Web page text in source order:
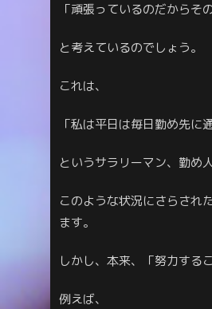
「頑張っているのだからそ
と考えているのでしょう。
これは、
「私は平日は毎日勤め先に
というサラリーマン、勤め
このような状況にさらされ
ます。
しかし、本来、「努力する
例えば、